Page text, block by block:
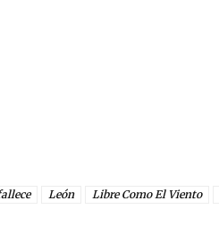
León Libre Como El Viento